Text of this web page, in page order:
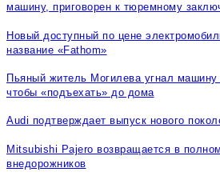
машину, приговорен к тюремному
Новый доступный по цене
название «Fathom»
Пьяный житель Могилева угнал
чтобы «подъехать» до дома
Audi подтверждает выпуск нового
Mitsubishi Pajero возвращается в
внедорожников